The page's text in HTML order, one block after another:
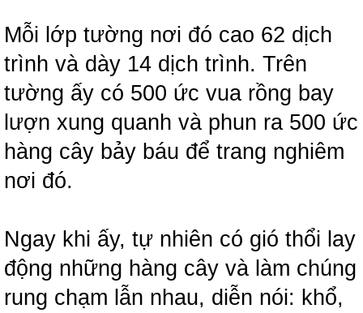
Mỗi lớp tường nơi đó cao 62 dịch
trình và dày 14 dịch trình. Trên
tường ấy có 500 ức vua rồng bay
lượn xung quanh và phun ra 500 ức
hàng cây bảy báu để trang nghiêm
nơi đó.
Ngay khi ấy, tự nhiên có gió thổi lay
động những hàng cây và làm chúng
rung chạm lẫn nhau, diễn nói: khổ,